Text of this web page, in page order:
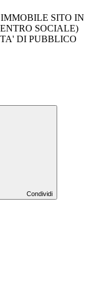
SITO IN
SOCIALE)
DI PUBBLICO
Condividi